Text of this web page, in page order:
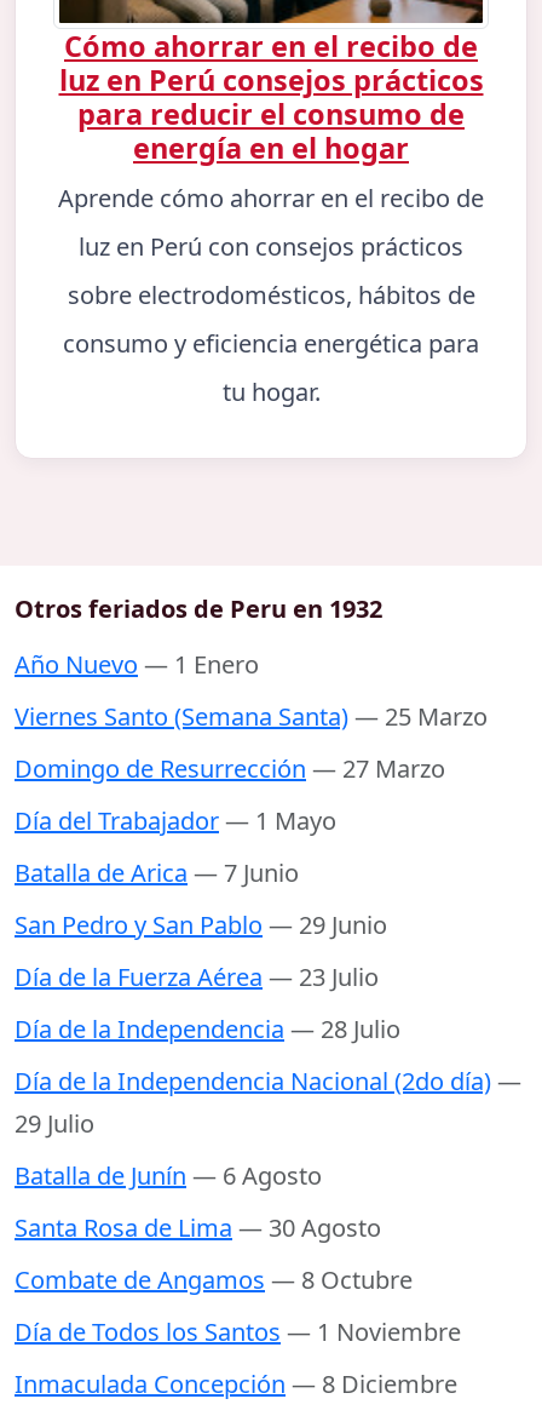
Cómo ahorrar en el recibo de
luz en Perú consejos prácticos
para reducir el consumo de
energía en el hogar
Aprende cómo ahorrar en el recibo de
luz en Perú con consejos prácticos
sobre electrodomésticos, hábitos de
consumo y eficiencia energética para
tu hogar.
Otros feriados de Peru en 1932
Año Nuevo — 1 Enero
Viernes Santo (Semana Santa)— 25 Marzo
Domingo de Resurrección — 27 Marzo
Día del Trabajador— 1 Mayo
Batalla de Arica — 7 Junio
San Pedro y San Pablo — 29 Junio
Día de la Fuerza Aérea — 23 Julio
Día de la Independencia — 28 Julio
Día de la Independencia Nacional (2do día)—
29 Julio
Batalla de Junín — 6 Agosto
Santa Rosa de Lima — 30 Agosto
Combate de Angamos — 8 Octubre
Día de Todos los Santos — 1 Noviembre
Inmaculada Concepción — 8 Diciembre